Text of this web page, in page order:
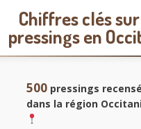
Chiffres clés
pressings en
500 pressings
dans la région